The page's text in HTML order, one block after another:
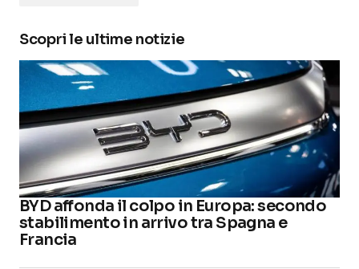
Scopri le ultime notizie
BYD affonda il colpo in Europa: secondo
stabilimento in arrivo tra Spagna e
Francia